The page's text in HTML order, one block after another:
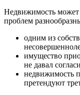
Недвижимость может
проблем
одним из
имущество
не давал
недвижимость
претендуют